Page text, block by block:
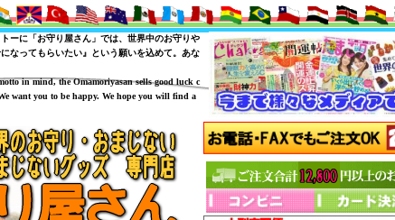
ーに「お守り屋さん」では、世界中のお守りや
なってもらいたい』という願いを込めて。あな
in mind, the Omamoriyasan sells good luck c
want you to be happy. We hope you will find a